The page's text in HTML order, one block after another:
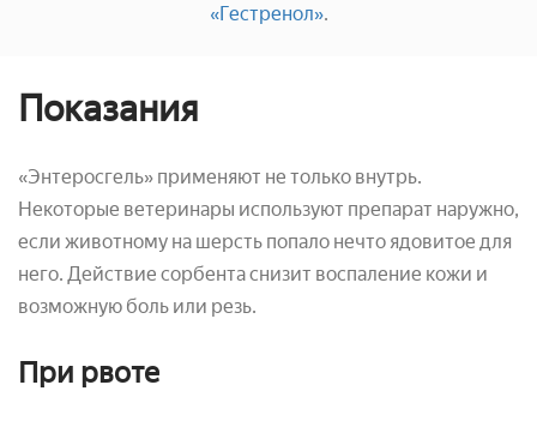
«Гестренол».
Показания
«Энтеросгель» применяют не только внутрь.
Некоторые ветеринары используют препарат наружно,
если животному на шерсть попало нечто ядовитое для
него. Действие сорбента снизит воспаление кожи и
возможную боль или резь.
При рвоте